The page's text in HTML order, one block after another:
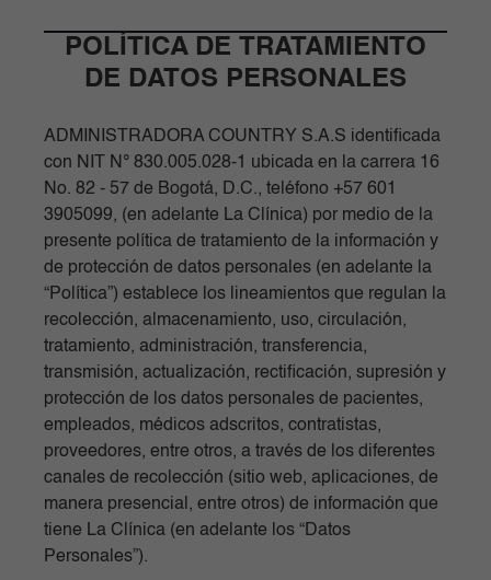
POLÍTICA DE TRATAMIENTO
DE DATOS PERSONALES
ADMINISTRADORA COUNTRY S.A.S identificada
con NIT N° 830.005.028-1 ubicada en la carrera 16
No. 82 - 57 de Bogotá, D.C., teléfono +57 601
3905099, (en adelante La Clínica) por medio de la
presente política de tratamiento de la información y
de protección de datos personales (en adelante la
“Política”) establece los lineamientos que regulan la
recolección, almacenamiento, uso, circulación,
tratamiento, administración, transferencia,
transmisión, actualización, rectificación, supresión y
protección de los datos personales de pacientes,
empleados, médicos adscritos, contratistas,
proveedores, entre otros, a través de los diferentes
canales de recolección (sitio web, aplicaciones, de
manera presencial, entre otros) de información que
tiene La Clínica (en adelante los “Datos
Personales”).